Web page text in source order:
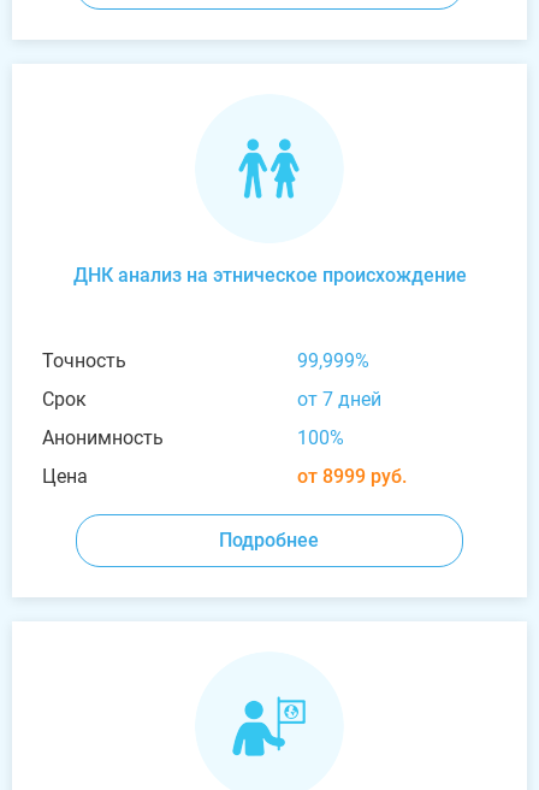
ДНК анализ на этническое происхождение
Точность
99,999%
Срок
от 7 дней
Анонимность
100%
Цена
от 8999 руб.
Подробнее